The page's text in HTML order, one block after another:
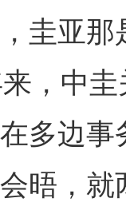
亚那
，中
多边
晤，